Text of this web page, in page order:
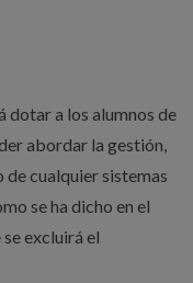
dotar a los alumnos de
abordar la gestión,
de cualquier sistemas
se ha dicho en el
excluirá el